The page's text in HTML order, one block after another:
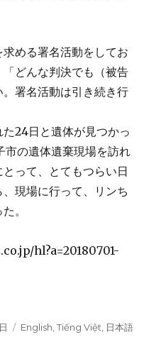
める署名活動をしてお
どんな判決でも（被告
署名活動は引き続き行
24日と遺体が見つかっ
市の遺体遺棄現場を訪れ
って、とてもつらい日
現場に行って、リンち
。
hl?a=20180701-
カ
English ,Tiếng Việt 日本語